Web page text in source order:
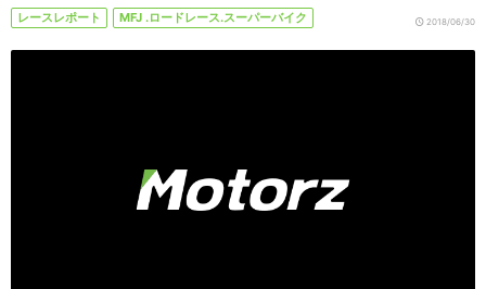
レースレポート MFJ .ロードレース.スーパーバイク 2018/06/30